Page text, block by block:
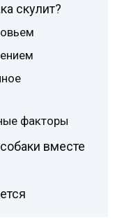
скулит?
факторы
вместе